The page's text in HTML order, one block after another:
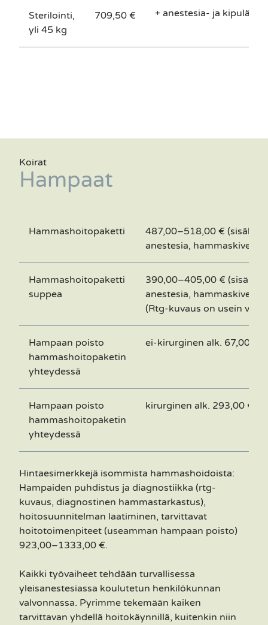
Sterilointi,
yli 45 kg
709,50 € + anestesia- ja
Koirat
Hampaat
Hammashoitopaketti
487,00–518,00 €
anestesia,
Hammashoitopaketti
suppea
390,00–405,00 €
anestesia,
(Rtg-kuvaus on usein
Hampaan poisto
hammashoitopaketin
yhteydessä
ei-kirurginen alk. 67,00 €
Hampaan poisto
hammashoitopaketin
yhteydessä
kirurginen alk. 293,00 €
Hintaesimerkkejä isommista hammashoidoista:
Hampaiden puhdistus ja diagnostiikka (rtg-
kuvaus, diagnostinen hammastarkastus),
hoitosuunnitelman laatiminen, tarvittavat
hoitotoimenpiteet (useamman hampaan poisto)
923,00–1333,00 €.
Kaikki työvaiheet tehdään turvallisessa
yleisanestesiassa koulutetun henkilökunnan
valvonnassa. Pyrimme tekemään kaiken
tarvittavan yhdellä hoitokäynnillä, kuitenkin niin